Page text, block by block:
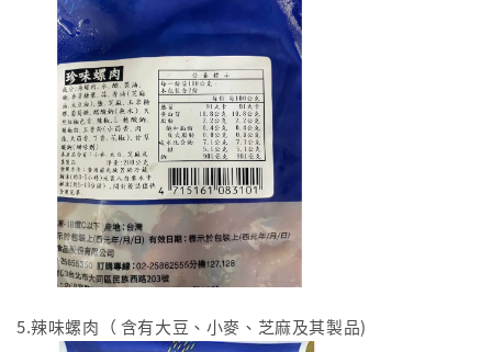
5.辣味螺肉（ 含有大豆、小麥、芝麻及其製品)